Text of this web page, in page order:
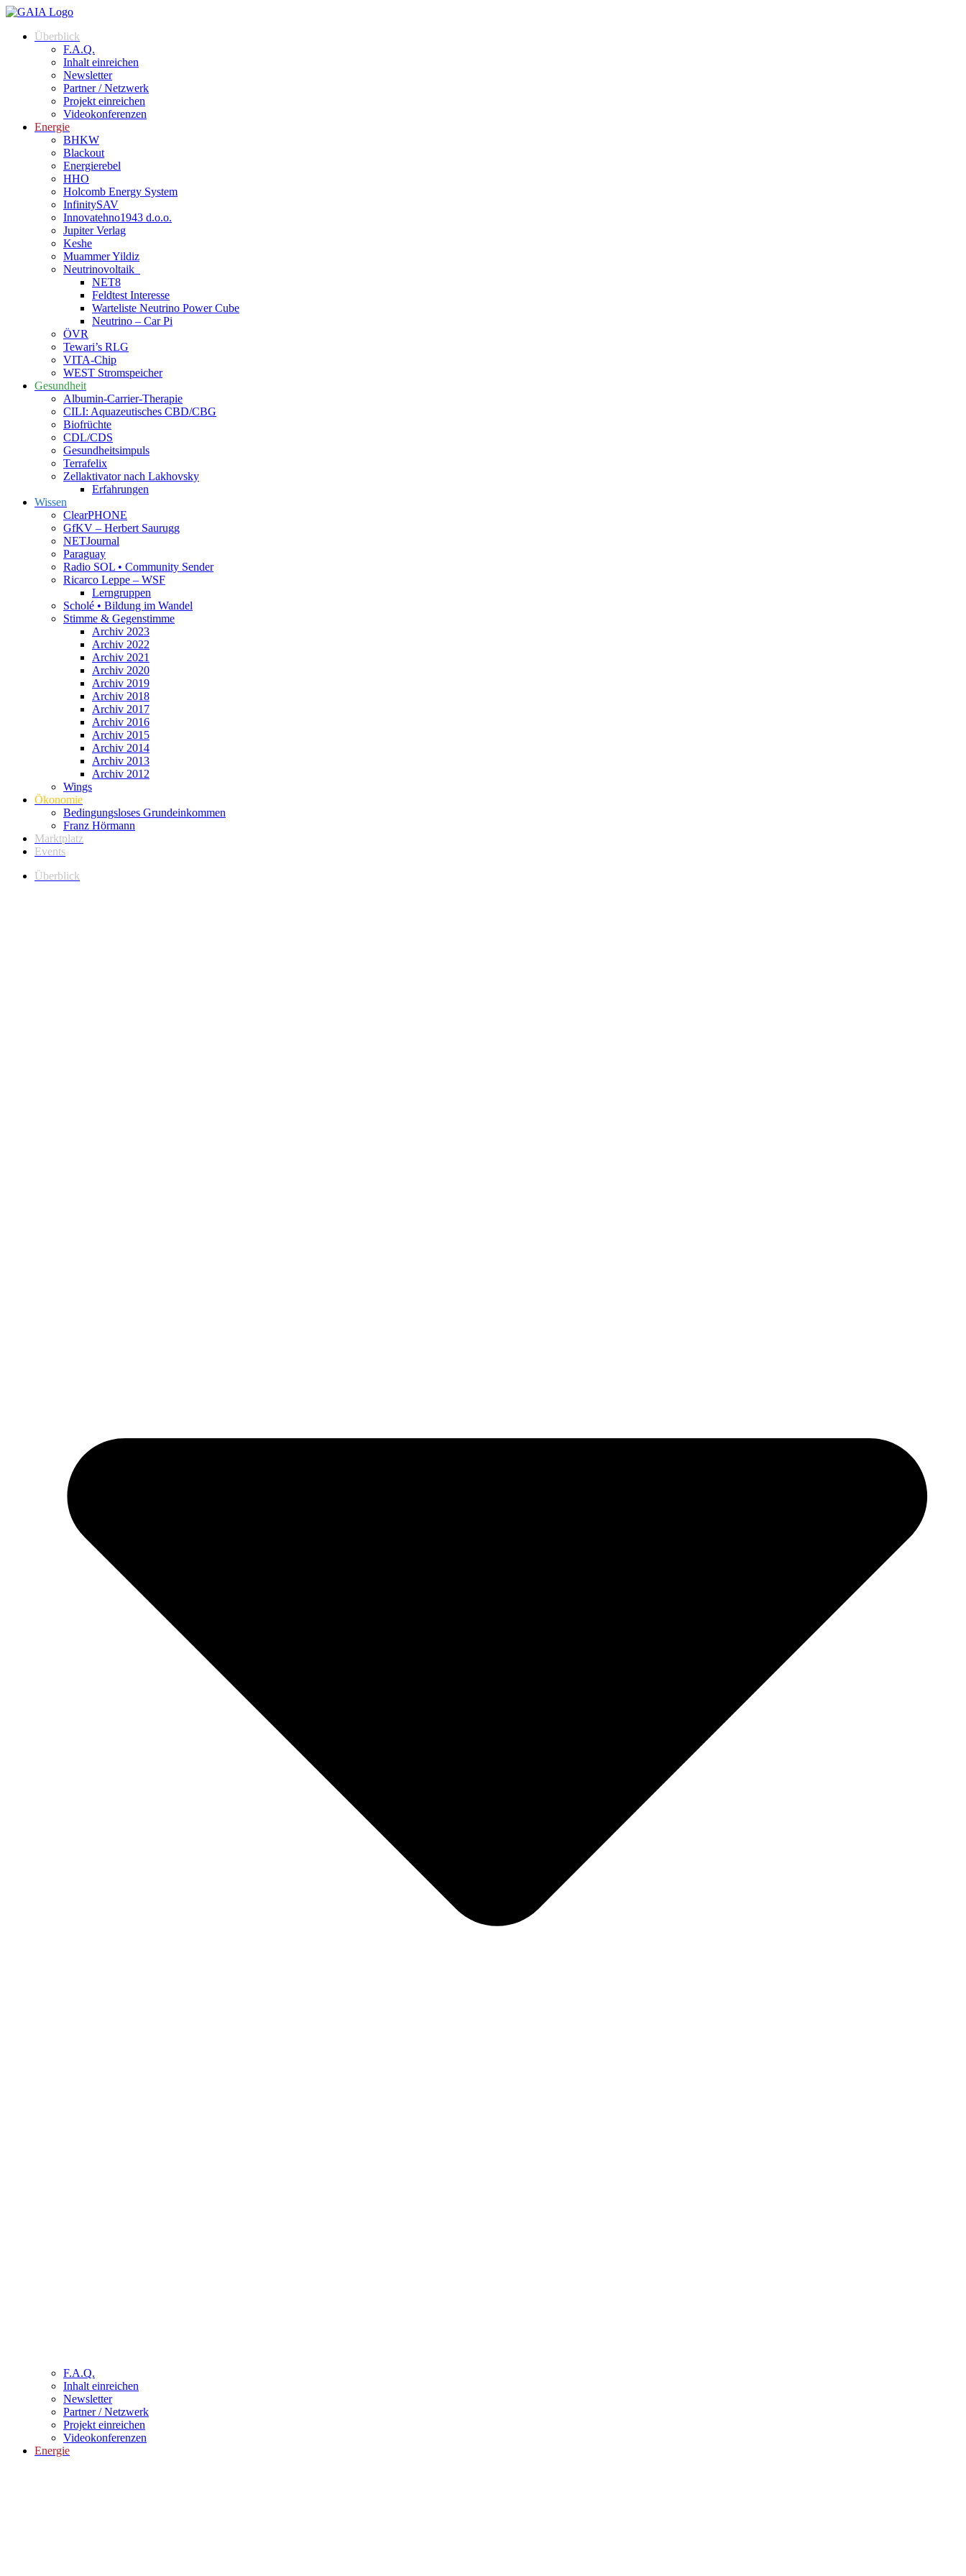
Überblick
F.A.Q.
Inhalt einreichen
Newsletter
Partner / Netzwerk
Projekt einreichen
Videokonferenzen
Energie
BHKW
Blackout
Energierebel
HHO
Holcomb Energy System
InfinitySAV
Innovatehno1943 d.o.o.
Jupiter Verlag
Keshe
Muammer Yildiz
Neutrinovoltaik
NET8
Feldtest Interesse
Warteliste Neutrino Power Cube
Neutrino – Car Pi
ÖVR
Tewari’s RLG
VITA-Chip
WEST Stromspeicher
Gesundheit
Albumin-Carrier-Therapie
CILI: Aquazeutisches CBD/CBG
Biofrüchte
CDL/CDS
Gesundheitsimpuls
Terrafelix
Zellaktivator nach Lakhovsky
Erfahrungen
Wissen
ClearPHONE
GfKV – Herbert Saurugg
NETJournal
Paraguay
Radio SOL • Community Sender
Ricarco Leppe – WSF
Lerngruppen
Scholé • Bildung im Wandel
Stimme & Gegenstimme
Archiv 2023
Archiv 2022
Archiv 2021
Archiv 2020
Archiv 2019
Archiv 2018
Archiv 2017
Archiv 2016
Archiv 2015
Archiv 2014
Archiv 2013
Archiv 2012
Wings
Ökonomie
Bedingungsloses Grundeinkommen
Franz Hörmann
Marktplatz
Events
Überblick
F.A.Q.
Inhalt einreichen
Newsletter
Partner / Netzwerk
Projekt einreichen
Videokonferenzen
Energie